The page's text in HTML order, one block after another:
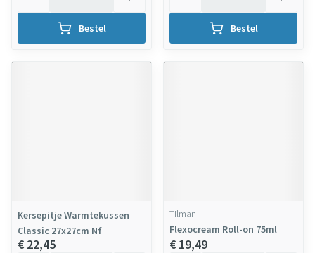
Bestel Bestel
Kersepitje Warmtekussen
Classic 27x27cm Nf
€ 22,45
Tilman
Flexocream Roll-on 75ml
€ 19,49